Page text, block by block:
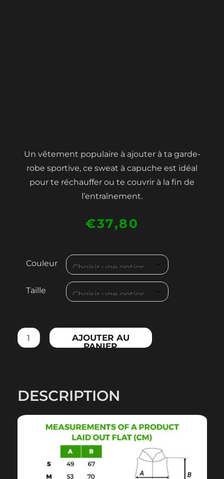
Un vêtement populaire à ajouter à ta garde-
robe sportive, ce sweat à capuche est idéal
pour te réchauffer ou te couvrir à la fin de
l’entraînement.
€37,80
Couleur
Taille
quantité
MEN'S
SLEEVELESS
AJOUTER AU
PANIER
DESCRIPTION